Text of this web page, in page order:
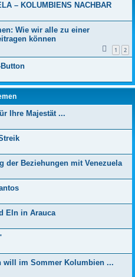
– KOLUMBIENS NACHBAR
Wie wir alle zu einer
können
1 2
Ihre Majestät ...
der Beziehungen mit Venezuela
Eln in Arauca
will im Sommer Kolumbien ...